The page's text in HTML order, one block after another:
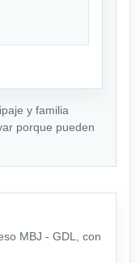
y familia
porque pueden
MBJ - GDL, con